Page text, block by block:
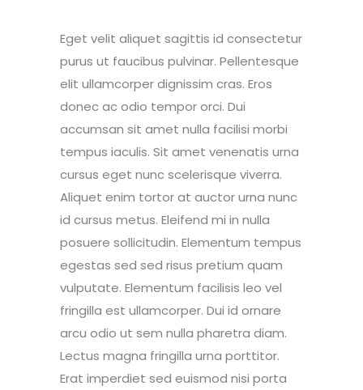
Eget velit aliquet sagittis id consectetur
purus ut faucibus pulvinar. Pellentesque
elit ullamcorper dignissim cras. Eros
donec ac odio tempor orci. Dui
accumsan sit amet nulla facilisi morbi
tempus iaculis. Sit amet venenatis urna
cursus eget nunc scelerisque viverra.
Aliquet enim tortor at auctor urna nunc
id cursus metus. Eleifend mi in nulla
posuere sollicitudin. Elementum tempus
egestas sed sed risus pretium quam
vulputate. Elementum facilisis leo vel
fringilla est ullamcorper. Dui id ornare
arcu odio ut sem nulla pharetra diam.
Lectus magna fringilla urna porttitor.
Erat imperdiet sed euismod nisi porta